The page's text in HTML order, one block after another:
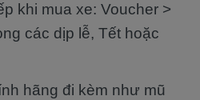
khi mua xe: Voucher >
các dịp lễ, Tết hoặc
hãng đi kèm như mũ